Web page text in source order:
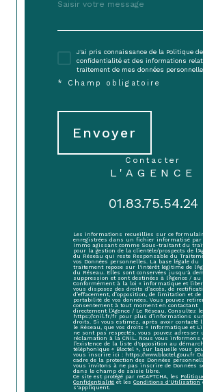
J'ai pris connaissance de la Politique de
confidentialité et des informations
traitement de mes données
* Champ obligatoire
Envoyer
contacter
L'AGENCE
01.83.75.54.24
Les informations recueillies sur ce
enregistrées dans un fichier informatisé par
Immo agissant comme Sous-traitant du
pour la gestion de la clientèle/prospects de
du Réseau qui reste Responsable du
vos Données personnelles. La base légale du
traitement repose sur l'intérêt légitime de
du Réseau. Elles sont conservées jusqu'à
suppression et sont destinées à l'Agence / au
Conformément à la loi « informatique et
vous disposez des droits d’accès, de
d’effacement, d’opposition, de limitation et de
portabilité de vos données. Vous pouvez
consentement à tout moment en contactant
directement l’Agence / Le Réseau. Consultez
https://cnil.fr/fr pour plus d’informations sur
droits. Si vous estimez, après avoir contacté
le Réseau, que vos droits « Informatique et
ne sont pas respectés, vous pouvez adresser
réclamation à la CNIL. Nous vous informons
l’existence de la liste d'opposition au
téléphonique « Bloctel », sur laquelle vous
vous inscrire ici : https://www.bloctel.gouv.fr
cadre de la protection des Données
vous invitons à ne pas inscrire de Données
dans le champ de saisie libre.
Ce site est protégé par reCAPTCHA, les
Confidentialité et lesConditions d'Utilisation
s'appliquent.